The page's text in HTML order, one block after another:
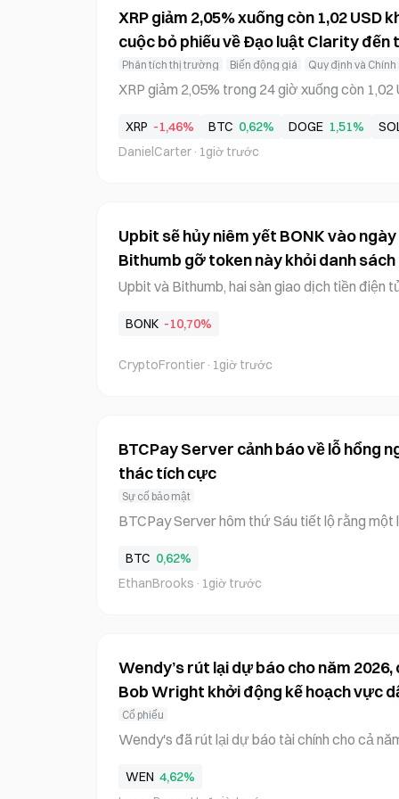
XRP giảm 2,05% xuống còn 1,02 USD
cuộc bỏ phiếu về Đạo luật Clarity đến
Phân tích thị trường Biến động giá Quy định và Chính
XRP giảm 2,05% trong 24 giờ xuống còn
a thị trường. Đà giảm diễn ra sau khi Thượng
bỏ phiếu về Clarity Act, dự luật cấu trúc thị
XRP -1,46% BTC 0,62% DOGE 1,51%
DanielCarter · 1giờ trước
Upbit sẽ hủy niêm yết BONK vào
Bithumb gỡ token này khỏi danh
Upbit và Bithumb, hai sàn giao dịch tiền điện
sẽ ngừng hỗ trợ giao dịch BONK vào ngày 7
g thái trái chiều này phản ánh việc mỗi sàn
BONK -10,70%
CryptoFrontier · 1giờ trước
BTCPay Server cảnh báo về lỗ hổng
thác tích cực
Sự cố bảo mật
BTCPay Server hôm thứ Sáu tiết lộ rằng một
2. Đội ngũ cho biết tiền có thể gặp rủi ro, dù
mức độ thiệt hại vẫn chưa rõ. BTCPay
BTC 0,62%
EthanBrooks · 1giờ trước
Wendy’s rút lại dự báo cho năm
Bob Wright khởi động kế hoạch vực
Cổ phiếu
Wendy's đã rút lại dự báo tài chính cho cả
vạch ra kế hoạch vực dậy chuỗi thức ăn
WEN 4,62%